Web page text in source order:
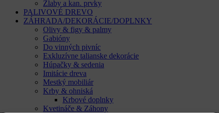
Žlaby a kan. prvky
PALIVOVÉ DREVO
ZÁHRADA/DEKORÁCIE/DOPLNKY
Olivy & figy & palmy
Gabióny
Do vinných pivníc
Exkluzívne talianske dekorácie
Húpačky & sedenia
Imitácie dreva
Mestký mobiliár
Krby & ohniská
Krbové doplnky
Kvetináče & Záhony